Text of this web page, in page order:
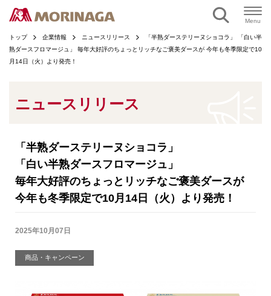
Menu
トップ 企業情報 ニュースリリース
「半熟ダーステリーヌショコラ」 「白い半
熟ダースフロマージュ」 毎年大好評のちょっとリッチなご褒美ダースが 今年も冬季限定で10
月14日（火）より発売！
ニュースリリース
「半熟ダーステリーヌショコラ」
「白い半熟ダースフロマージュ」
毎年大好評のちょっとリッチなご褒美ダースが
今年も冬季限定で10月14日（火）より発売！
2025年10月07日
商品・キャンペーン